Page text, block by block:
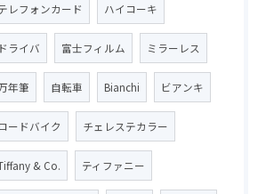
レフォンカード ハイコーキ
ドライバ 富士フィルム ミラーレス
年筆 自転車 Bianchi ビアンキ
ードバイク チェレステカラー
& Co. ティファニー